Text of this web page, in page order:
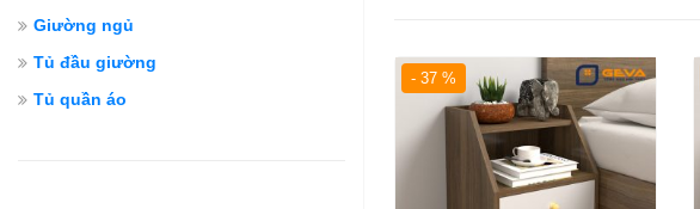
- 37 %
Giường ngủ
Tủ đầu giường
Tủ quần áo